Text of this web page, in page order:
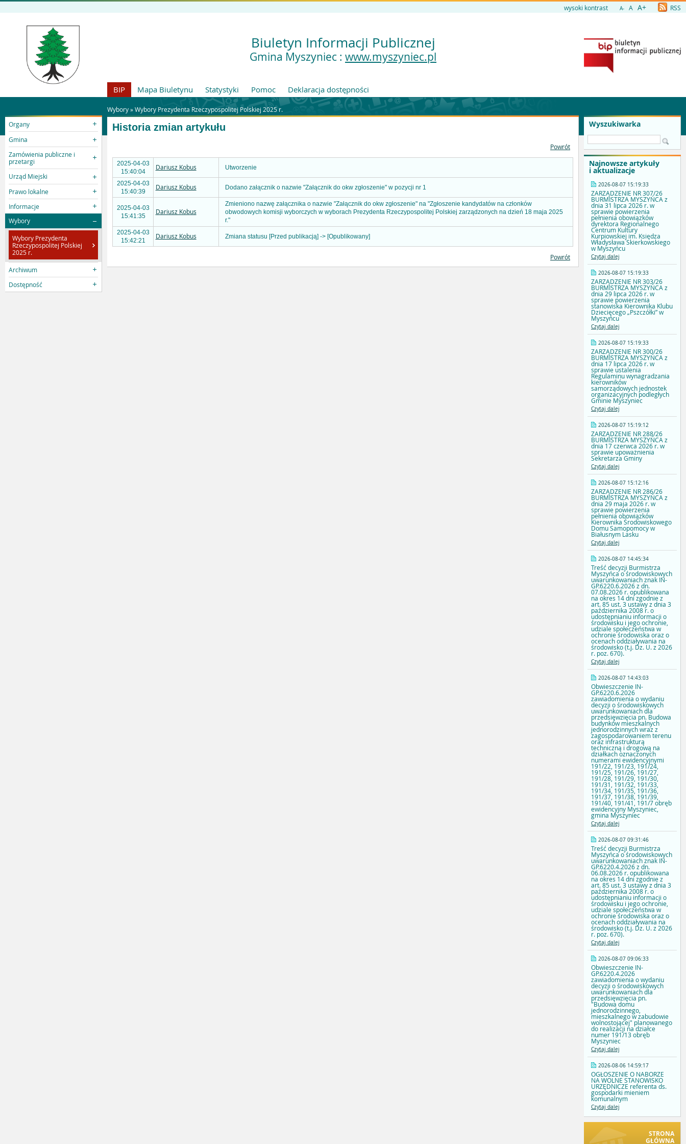
wysoki kontrast A- A A+ RSS
Biuletyn Informacji Publicznej
Gmina Myszyniec : www.myszyniec.pl
BIP Mapa Biuletynu Statystyki Pomoc Deklaracja dostępności
Wybory »Wybory Prezydenta Rzeczypospolitej Polskiej 2025 r.
Organy
Gmina
Zamówienia publiczne i
przetargi
Urząd Miejski
Prawo lokalne
Informacje
Wybory
Wybory Prezydenta
Rzeczypospolitej Polskiej
2025 r.
Archiwum
Dostępność
Wyszukiwarka
Najnowsze artykuły
i aktualizacje
2026-08-07 15:19:33
ZARZĄDZENIE NR 307/26
BURMISTRZA MYSZYŃCA z
dnia 31 lipca 2026 r. w
sprawie powierzenia
pełnienia obowiązków
dyrektora Regionalnego
Centrum Kultury
Kurpiowskiej im. Księdza
Władysława Skierkowskiego
w Myszyńcu
Czytaj dalej
2026-08-07 15:19:33
ZARZĄDZENIE NR 303/26
BURMISTRZA MYSZYŃCA z
dnia 29 lipca 2026 r. w
sprawie powierzenia
stanowiska Kierownika Klubu
Dziecięcego „Pszczółki” w
Myszyńcu
Czytaj dalej
2026-08-07 15:19:33
ZARZĄDZENIE NR 300/26
BURMISTRZA MYSZYŃCA z
dnia 17 lipca 2026 r. w
sprawie ustalenia
Regulaminu wynagradzania
kierowników
samorządowych jednostek
organizacyjnych podległych
Gminie Myszyniec
Czytaj dalej
2026-08-07 15:19:12
ZARZĄDZENIE NR 288/26
BURMISTRZA MYSZYŃCA z
dnia 17 czerwca 2026 r. w
sprawie upoważnienia
Sekretarza Gminy
Czytaj dalej
2026-08-07 15:12:16
ZARZĄDZENIE NR 286/26
BURMISTRZA MYSZYŃCA z
dnia 29 maja 2026 r. w
sprawie powierzenia
pełnienia obowiązków
Kierownika Środowiskowego
Domu Samopomocy w
Białusnym Lasku
Czytaj dalej
2026-08-07 14:45:34
Treść decyzji Burmistrza
Myszyńca o środowiskowych
uwarunkowaniach znak IN-
GP.6220.6.2026 z dn.
07.08.2026 r. opublikowana
na okres 14 dni zgodnie z
art. 85 ust. 3 ustawy z dnia 3
października 2008 r. o
udostępnianiu informacji o
środowisku i jego ochronie,
udziale społeczeństwa w
ochronie środowiska oraz o
ocenach oddziaływania na
środowisko (t.j. Dz. U. z 2026
r. poz. 670).
Czytaj dalej
2026-08-07 14:43:03
Obwieszczenie IN-
GP.6220.6.2026
zawiadomienia o wydaniu
decyzji o środowiskowych
uwarunkowaniach dla
przedsięwzięcia pn. Budowa
budynków mieszkalnych
jednorodzinnych wraz z
zagospodarowaniem terenu
oraz infrastrukturą
techniczną i drogową na
działkach oznaczonych
numerami ewidencyjnymi
191/22, 191/23, 191/24,
191/25, 191/26, 191/27,
191/28, 191/29, 191/30,
191/31, 191/32, 191/33,
191/34, 191/35, 191/36,
191/37, 191/38, 191/39,
191/40, 191/41, 191/7 obręb
ewidencyjny Myszyniec,
gmina Myszyniec
Czytaj dalej
2026-08-07 09:31:46
Treść decyzji Burmistrza
Myszyńca o środowiskowych
uwarunkowaniach znak IN-
GP.6220.4.2026 z dn.
06.08.2026 r. opublikowana
na okres 14 dni zgodnie z
art. 85 ust. 3 ustawy z dnia 3
października 2008 r. o
udostępnianiu informacji o
środowisku i jego ochronie,
udziale społeczeństwa w
ochronie środowiska oraz o
ocenach oddziaływania na
środowisko (t.j. Dz. U. z 2026
r. poz. 670).
Czytaj dalej
2026-08-07 09:06:33
Obwieszczenie IN-
GP.6220.4.2026
zawiadomienia o wydaniu
decyzji o środowiskowych
uwarunkowaniach dla
przedsięwzięcia pn.
"Budowa domu
jednorodzinnego,
mieszkalnego w zabudowie
wolnostojącej" planowanego
do realizacji na działce
numer 191/13 obręb
Myszyniec
Czytaj dalej
2026-08-06 14:59:17
OGŁOSZENIE O NABORZE
NA WOLNE STANOWISKO
URZĘDNICZE referenta ds.
gospodarki mieniem
komunalnym
Czytaj dalej
STRONA
GŁÓWNA
Historia zmian artykułu
Powrót
2025-04-03
15:40:04
Dariusz Kobus Utworzenie
2025-04-03
15:40:39
Dariusz Kobus Dodano załącznik o nazwie "Załącznik do okw zgłoszenie" w pozycji nr 1
2025-04-03
15:41:35
Dariusz Kobus
Zmieniono nazwę załącznika o nazwie "Załącznik do okw zgłoszenie" na "Zgłoszenie kandydatów na członków
obwodowych komisji wyborczych w wyborach Prezydenta Rzeczypospolitej Polskiej zarządzonych na dzień 18 maja 2025
r."
2025-04-03
15:42:21
Dariusz Kobus Zmiana statusu [Przed publikacją] -> [Opublikowany]
Powrót